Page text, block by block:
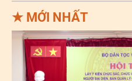
★ MỚI NHẤT